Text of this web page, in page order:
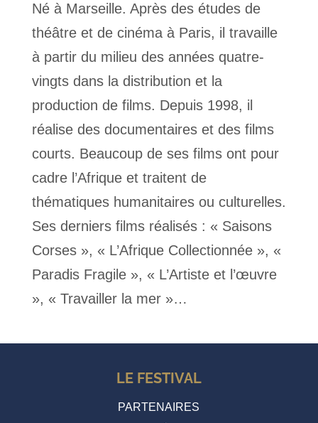
Né à Marseille. Après des études de
théâtre et de cinéma à Paris, il travaille
à partir du milieu des années quatre-
vingts dans la distribution et la
production de films. Depuis 1998, il
réalise des documentaires et des films
courts. Beaucoup de ses films ont pour
cadre l’Afrique et traitent de
thématiques humanitaires ou culturelles.
Ses derniers films réalisés : « Saisons
Corses », « L’Afrique Collectionnée », «
Paradis Fragile », « L’Artiste et l’œuvre
», « Travailler la mer »…
LE FESTIVAL
PARTENAIRES